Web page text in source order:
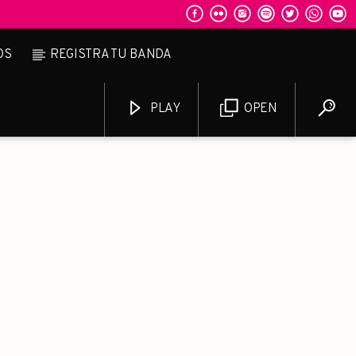
REGISTRA TU BANDA
OPEN
PLAY